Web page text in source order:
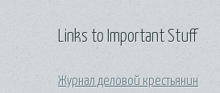
Links to Important Stuff
Журнал деловой крестьянин